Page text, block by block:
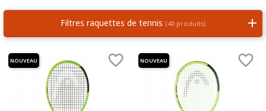
Filtres raquettes de tennis (40 produits)

NOUVEAU 
NOUVEAU